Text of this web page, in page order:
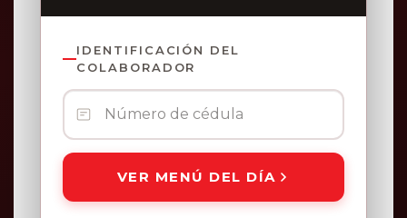
IDENTIFICACIÓN DEL
COLABORADOR
VER MENÚ DEL DÍA